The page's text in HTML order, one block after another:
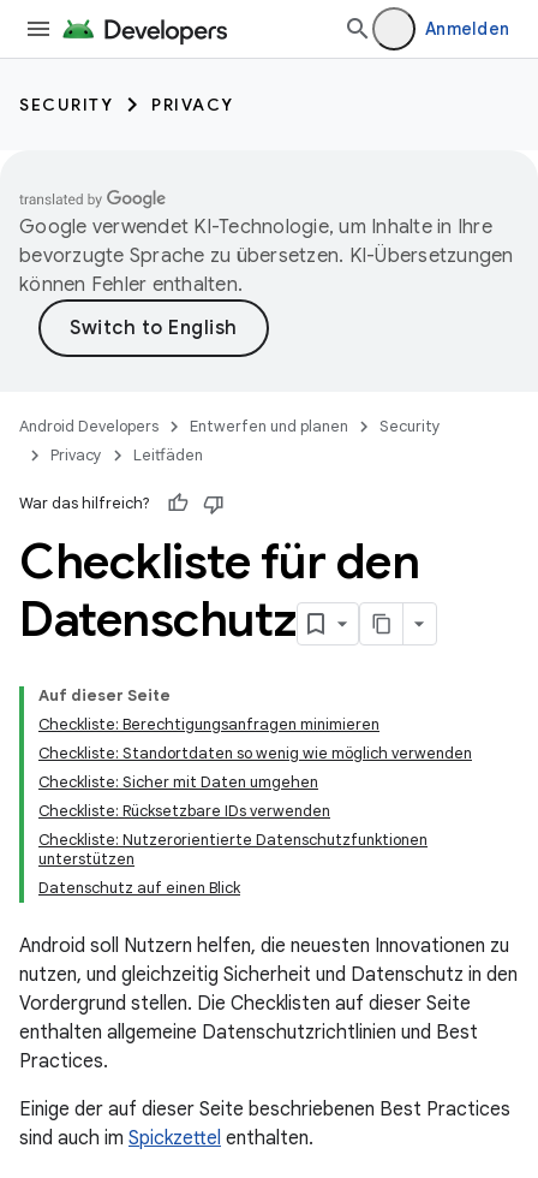
Anmelden
SECURITY PRIVACY
Google verwendet KI-Technologie, um Inhalte in Ihre
bevorzugte Sprache zu übersetzen. KI-Übersetzungen
können Fehler enthalten.
Android Developers Entwerfen und planen
Security
Privacy
Leitfäden
War das hilfreich?
Checkliste für den
Datenschutz
Auf dieser Seite
Checkliste: Berechtigungsanfragen minimieren
Checkliste: Standortdaten so wenig wie möglich verwenden
Checkliste: Sicher mit Daten umgehen
Checkliste: Rücksetzbare IDs verwenden
Checkliste: Nutzerorientierte Datenschutzfunktionen
unterstützen
Datenschutz auf einen Blick
Android soll Nutzern helfen, die neuesten Innovationen zu
nutzen, und gleichzeitig Sicherheit und Datenschutz in den
Vordergrund stellen. Die Checklisten auf dieser Seite
enthalten allgemeine Datenschutzrichtlinien und Best
Practices.
Einige der auf dieser Seite beschriebenen Best Practices
sind auch im Spickzettel enthalten.